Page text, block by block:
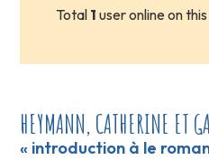
Total 1 user online on
HEYMANN, CATHERINE ET
« introduction à le